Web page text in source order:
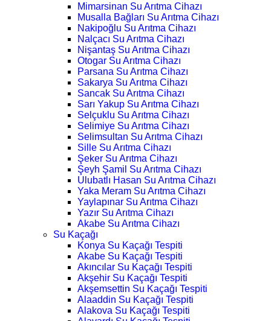
Mimarsinan Su Arıtma Cihazı
Musalla Bağları Su Arıtma Cihazı
Nakipoğlu Su Arıtma Cihazı
Nalçacı Su Arıtma Cihazı
Nişantaş Su Arıtma Cihazı
Otogar Su Arıtma Cihazı
Parsana Su Arıtma Cihazı
Sakarya Su Arıtma Cihazı
Sancak Su Arıtma Cihazı
Sarı Yakup Su Arıtma Cihazı
Selçuklu Su Arıtma Cihazı
Selimiye Su Arıtma Cihazı
Selimsultan Su Arıtma Cihazı
Sille Su Arıtma Cihazı
Şeker Su Arıtma Cihazı
Şeyh Şamil Su Arıtma Cihazı
Ulubatlı Hasan Su Arıtma Cihazı
Yaka Meram Su Arıtma Cihazı
Yaylapınar Su Arıtma Cihazı
Yazır Su Arıtma Cihazı
Akabe Su Arıtma Cihazı
Su Kaçağı
Konya Su Kaçağı Tespiti
Akabe Su Kaçağı Tespiti
Akıncılar Su Kaçağı Tespiti
Akşehir Su Kaçağı Tespiti
Akşemsettin Su Kaçağı Tespiti
Alaaddin Su Kaçağı Tespiti
Alakova Su Kaçağı Tespiti